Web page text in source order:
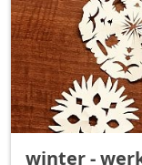
winter -